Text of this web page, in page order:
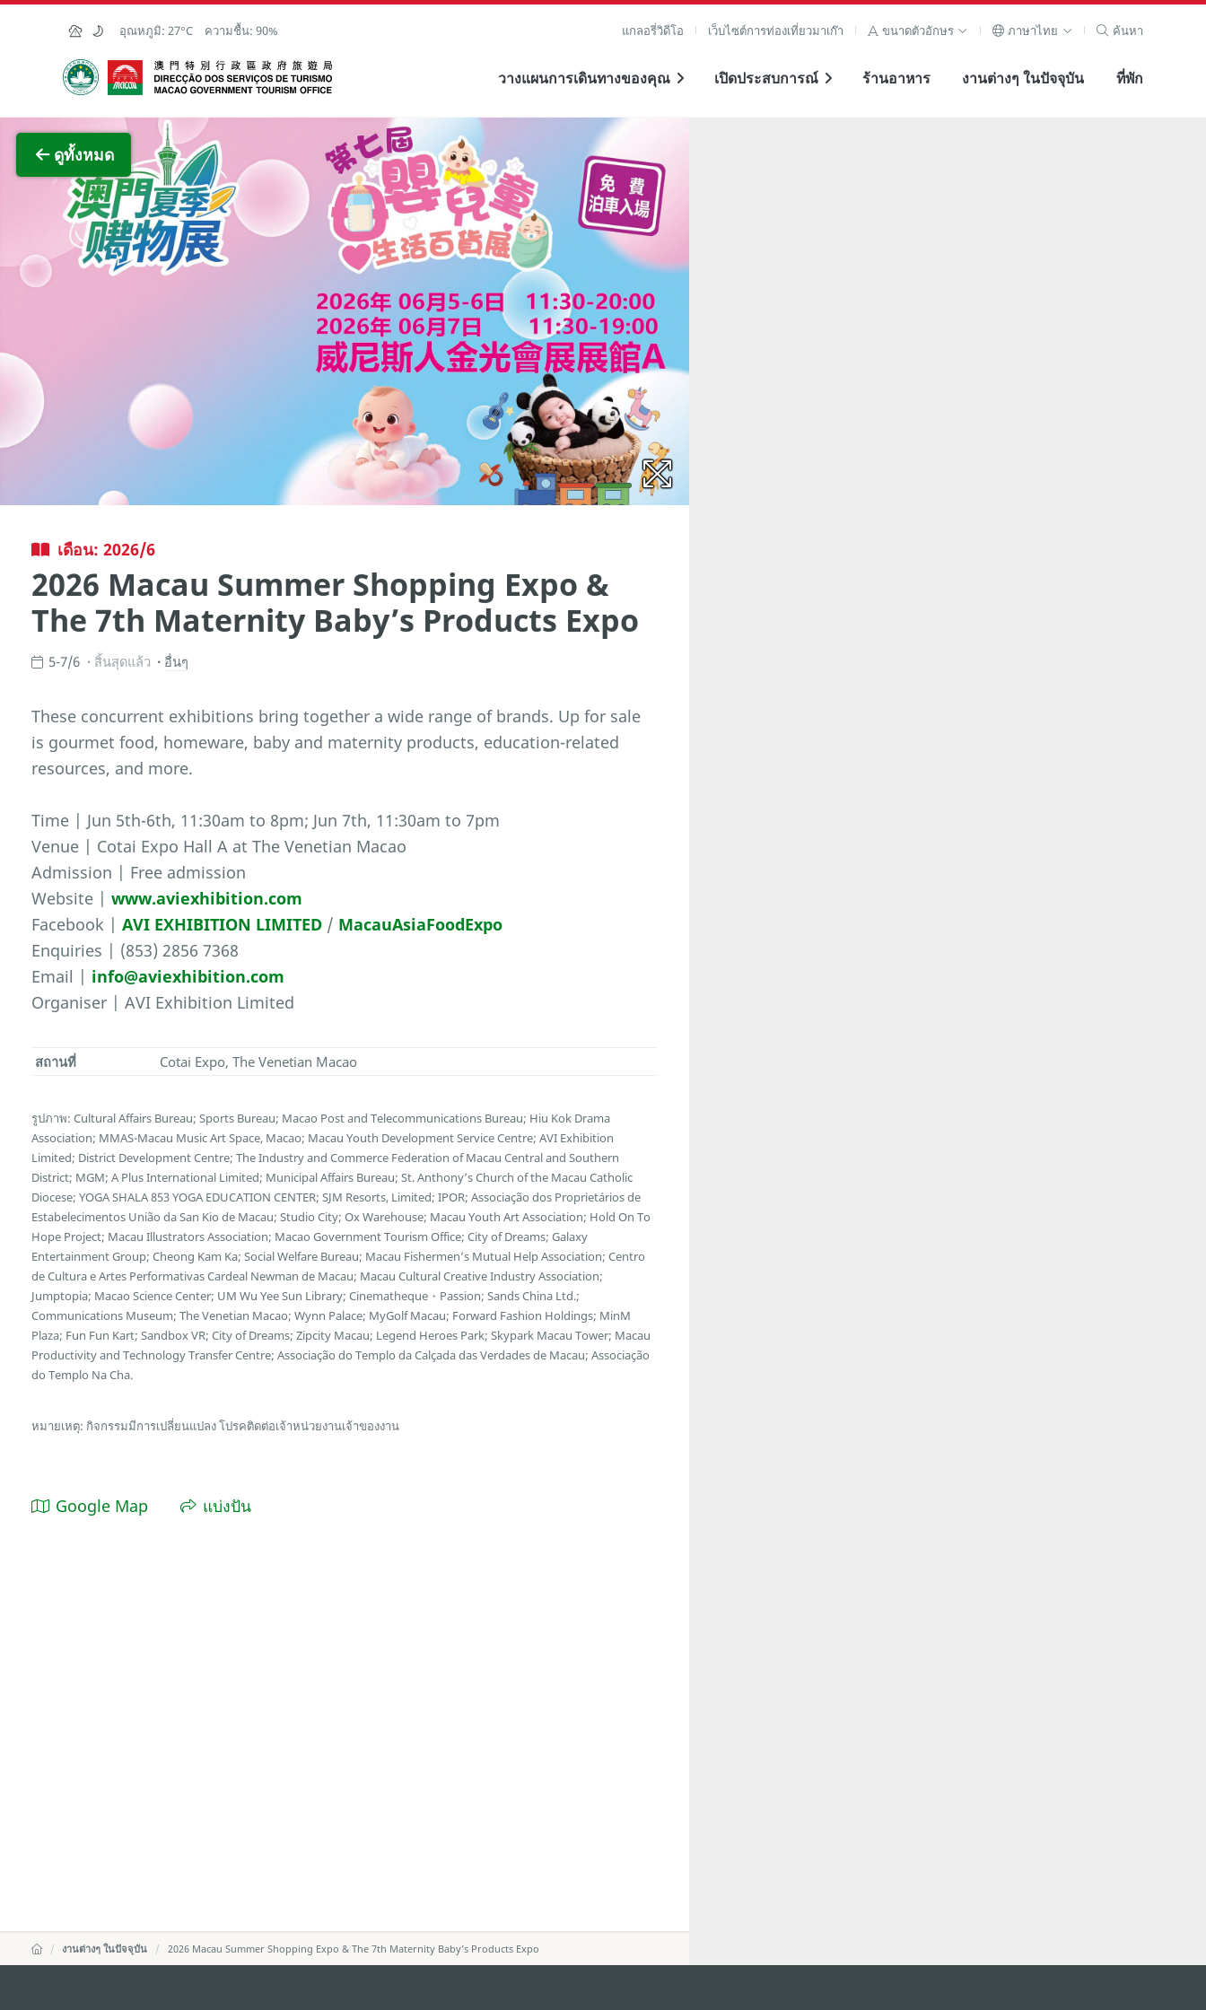
Skip to Main Content
อุณหภูมิ: 27°C ความชื้น: 90% แกลอรี่วิดีโอ เว็บไซต์การท่องเที่ยวมาเก๊า ขนาดตัวอักษร ภาษาไทย ค้นหา
สำนักงานการท่องเที่ยวของรัฐบาลมาเก๊า
วางแผนการเดินทางของคุณ เปิดประสบการณ์ ร้านอาหาร งานต่างๆ ในปัจจุบัน ที่พัก
ดูทั้งหมด
ภาพขยาย
เดือน: 2026/6
2026 Macau Summer Shopping Expo &
The 7th Maternity Baby’s Products Expo
5-7/6 สิ้นสุดแล้ว อื่นๆ
These concurrent exhibitions bring together a wide range of brands. Up for sale
is gourmet food, homeware, baby and maternity products, education-related
resources, and more.
Time | Jun 5th-6th, 11:30am to 8pm; Jun 7th, 11:30am to 7pm
Venue | Cotai Expo Hall A at The Venetian Macao
Admission | Free admission
Website |www.aviexhibition.com
Facebook |AVI EXHIBITION LIMITED / MacauAsiaFoodExpo
Enquiries | (853) 2856 7368
Email | info@aviexhibition.com
Organiser | AVI Exhibition Limited
สถานที่ Cotai Expo, The Venetian Macao
รูปภาพ: Cultural Affairs Bureau; Sports Bureau; Macao Post and Telecommunications Bureau; Hiu Kok Drama
Association; MMAS-Macau Music Art Space, Macao; Macau Youth Development Service Centre; AVI Exhibition
Limited; District Development Centre; The Industry and Commerce Federation of Macau Central and Southern
District; MGM; A Plus International Limited; Municipal Affairs Bureau; St. Anthony’s Church of the Macau Catholic
Diocese; YOGA SHALA 853 YOGA EDUCATION CENTER; SJM Resorts, Limited; IPOR; Associação dos Proprietários de
Estabelecimentos União da San Kio de Macau; Studio City; Ox Warehouse; Macau Youth Art Association; Hold On To
Hope Project; Macau Illustrators Association; Macao Government Tourism Office; City of Dreams; Galaxy
Entertainment Group; Cheong Kam Ka; Social Welfare Bureau; Macau Fishermen’s Mutual Help Association; Centro
de Cultura e Artes Performativas Cardeal Newman de Macau; Macau Cultural Creative Industry Association;
Jumptopia; Macao Science Center; UM Wu Yee Sun Library; Cinematheque・Passion; Sands China Ltd.;
Communications Museum; The Venetian Macao; Wynn Palace; MyGolf Macau; Forward Fashion Holdings; MinM
Plaza; Fun Fun Kart; Sandbox VR; City of Dreams; Zipcity Macau; Legend Heroes Park; Skypark Macau Tower; Macau
Productivity and Technology Transfer Centre; Associação do Templo da Calçada das Verdades de Macau; Associação
do Templo Na Cha.
หมายเหตุ: กิจกรรมมีการเปลี่ยนแปลง โปรคติดต่อเจ้าหน่วยงานเจ้าของงาน
Google Map แบ่งปัน
งานต่างๆ ในปัจจุบัน 2026 Macau Summer Shopping Expo & The 7th Maternity Baby’s Products Expo